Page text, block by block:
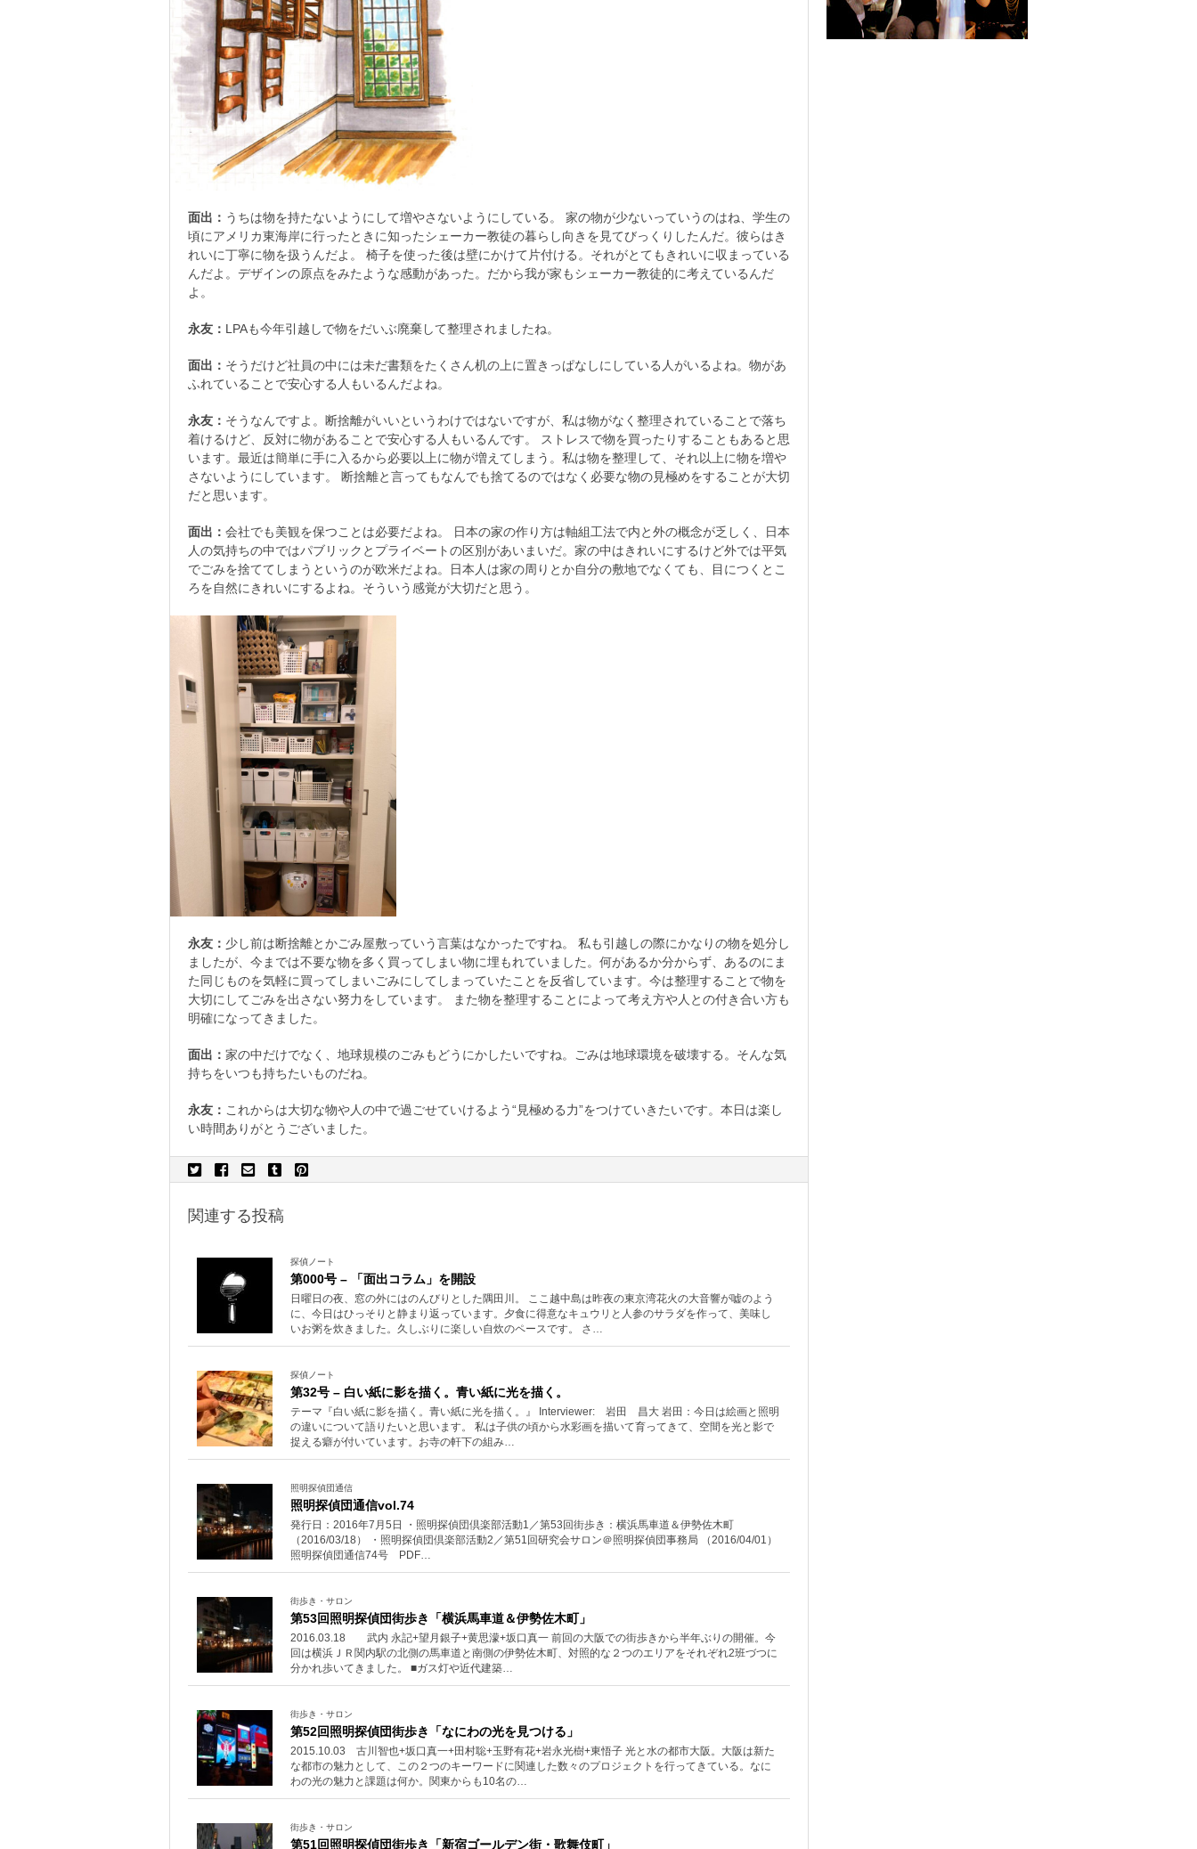
面出： うちは物を持たないようにして増やさないようにしている。 家の物が少ないっていうのはね、学生の
頃にアメリカ東海岸に行ったときに知ったシェーカー教徒の暮らし向きを見てびっくりしたんだ。彼らはき
れいに丁寧に物を扱うんだよ。 椅子を使った後は壁にかけて片付ける。それがとてもきれいに収まっている
んだよ。デザインの原点をみたような感動があった。だから我が家もシェーカー教徒的に考えているんだ
よ。
永友： LPAも今年引越しで物をだいぶ廃棄して整理されましたね。
面出： そうだけど社員の中には未だ書類をたくさん机の上に置きっぱなしにしている人がいるよね。物があ
ふれていることで安心する人もいるんだよね。
永友： そうなんですよ。断捨離がいいというわけではないですが、私は物がなく整理されていることで落ち
着けるけど、反対に物があることで安心する人もいるんです。 ストレスで物を買ったりすることもあると思
います。最近は簡単に手に入るから必要以上に物が増えてしまう。私は物を整理して、それ以上に物を増や
さないようにしています。 断捨離と言ってもなんでも捨てるのではなく必要な物の見極めをすることが大切
だと思います。
面出： 会社でも美観を保つことは必要だよね。 日本の家の作り方は軸組工法で内と外の概念が乏しく、日本
人の気持ちの中ではパブリックとプライベートの区別があいまいだ。家の中はきれいにするけど外では平気
でごみを捨ててしまうというのが欧米だよね。日本人は家の周りとか自分の敷地でなくても、目につくとこ
ろを自然にきれいにするよね。そういう感覚が大切だと思う。
永友： 少し前は断捨離とかごみ屋敷っていう言葉はなかったですね。 私も引越しの際にかなりの物を処分し
ましたが、今までは不要な物を多く買ってしまい物に埋もれていました。何があるか分からず、あるのにま
た同じものを気軽に買ってしまいごみにしてしまっていたことを反省しています。今は整理することで物を
大切にしてごみを出さない努力をしています。 また物を整理することによって考え方や人との付き合い方も
明確になってきました。
面出： 家の中だけでなく、地球規模のごみもどうにかしたいですね。ごみは地球環境を破壊する。そんな気
持ちをいつも持ちたいものだね。
永友： これからは大切な物や人の中で過ごせていけるよう“見極める力”をつけていきたいです。本日は楽し
い時間ありがとうございました。
関連する投稿
探偵ノート
第000号 – 「面出コラム」を開設
日曜日の夜、窓の外にはのんびりとした隅田川。 ここ越中島は昨夜の東京湾花火の大音響が嘘のよう
に、今日はひっそりと静まり返っています。夕食に得意なキュウリと人参のサラダを作って、美味し
いお粥を炊きました。久しぶりに楽しい自炊のペースです。 さ…
探偵ノート
第32号 – 白い紙に影を描く。青い紙に光を描く。
テーマ『白い紙に影を描く。青い紙に光を描く。』 Interviewer: 岩田 昌大 岩田：今日は絵画と照明
の違いについて語りたいと思います。 私は子供の頃から水彩画を描いて育ってきて、空間を光と影で
捉える癖が付いています。お寺の軒下の組み…
照明探偵団通信
照明探偵団通信vol.74
発行日：2016年7月5日 ・照明探偵団倶楽部活動1／第53回街歩き：横浜馬車道＆伊勢佐木町
（2016/03/18） ・照明探偵団倶楽部活動2／第51回研究会サロン＠照明探偵団事務局 （2016/04/01）
照明探偵団通信74号 PDF…
街歩き・サロン
第53回照明探偵団街歩き「横浜馬車道＆伊勢佐木町」
2016.03.18 武内 永記+望月銀子+黄思濛+坂口真一 前回の大阪での街歩きから半年ぶりの開催。今
回は横浜ＪＲ関内駅の北側の馬車道と南側の伊勢佐木町、対照的な２つのエリアをそれぞれ2班づつに
分かれ歩いてきました。 ■ガス灯や近代建築…
街歩き・サロン
第52回照明探偵団街歩き「なにわの光を見つける」
2015.10.03 古川智也+坂口真一+田村聡+玉野有花+岩永光樹+東悟子 光と水の都市大阪。大阪は新た
な都市の魅力として、この２つのキーワードに関連した数々のプロジェクトを行ってきている。なに
わの光の魅力と課題は何か。関東からも10名の…
街歩き・サロン
第51回照明探偵団街歩き「新宿ゴールデン街・歌舞伎町」